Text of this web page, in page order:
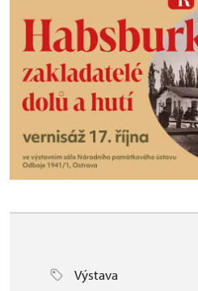
Výstava